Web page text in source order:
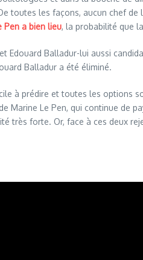
toutes les façons, aucun chef de
Pen a bien lieu, la probabilité que
Edouard Balladur-lui aussi
Balladur a été éliminé.
à prédire et toutes les
Marine Le Pen, qui continue de
très forte. Or, face à ces deux